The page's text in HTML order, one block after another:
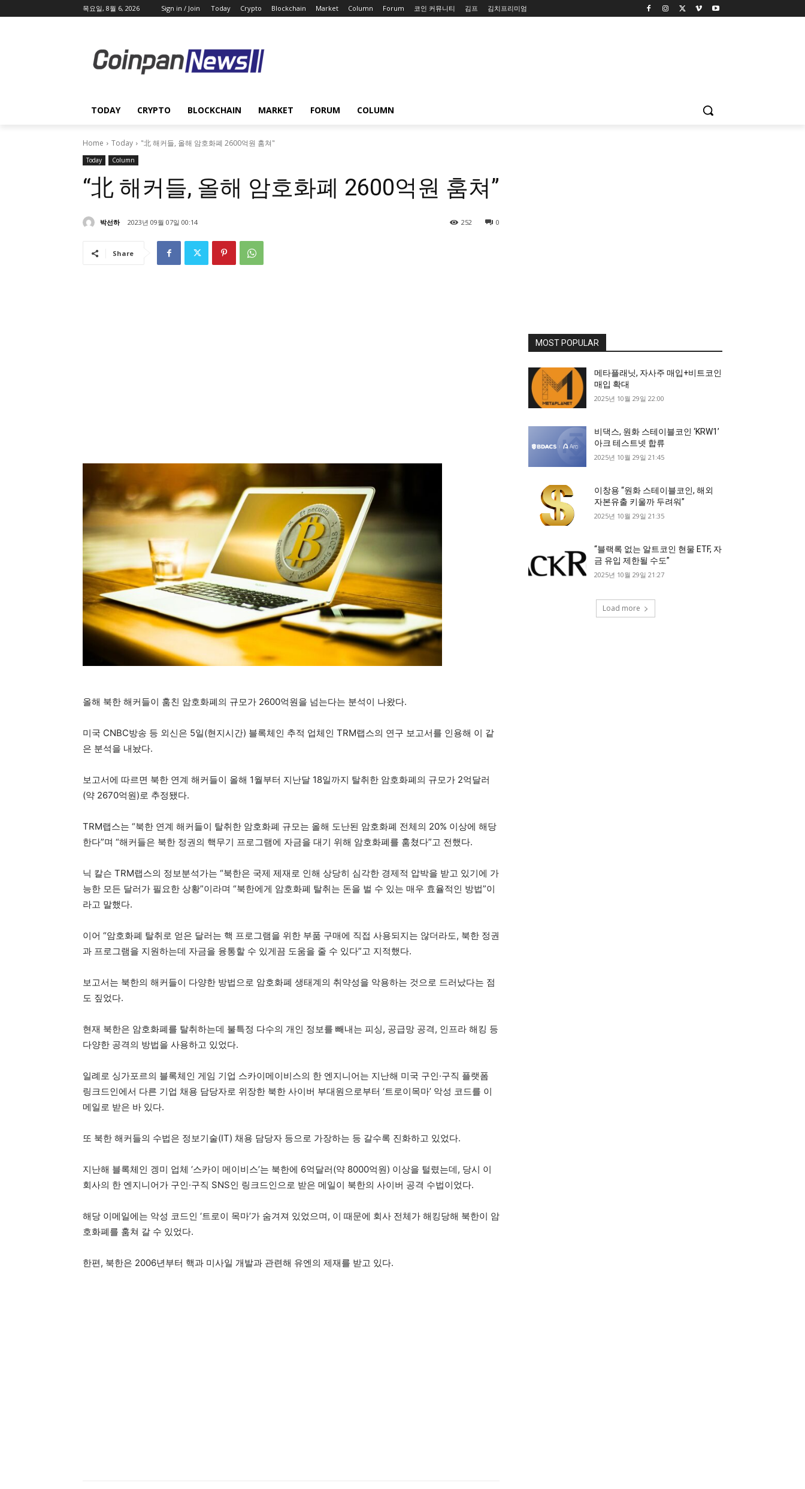
목요일, 8월 6, 2026 Sign in / Join Today Crypto Blockchain Market Column Forum 코인 커뮤니티 김프 김치프리미엄
TODAY CRYPTO BLOCKCHAIN MARKET FORUM COLUMN
Home Today "北 해커들, 올해 암호화폐 2600억원 훔쳐"
Today Column
“北 해커들, 올해 암호화폐 2600억원 훔쳐”
박선하 2023년 09월 07일 00:14 0
252
Share
올해 북한 해커들이 훔친 암호화폐의 규모가 2600억원을 넘는다는 분석이 나왔다.
미국 CNBC방송 등 외신은 5일(현지시간) 블록체인 추적 업체인 TRM랩스의 연구 보고서를 인용해 이 같
은 분석을 내놨다.
보고서에 따르면 북한 연계 해커들이 올해 1월부터 지난달 18일까지 탈취한 암호화폐의 규모가 2억달러
(약 2670억원)로 추정됐다.
TRM랩스는 “북한 연계 해커들이 탈취한 암호화폐 규모는 올해 도난된 암호화폐 전체의 20% 이상에 해당
한다”며 “해커들은 북한 정권의 핵무기 프로그램에 자금을 대기 위해 암호화폐를 훔쳤다”고 전했다.
닉 칼슨 TRM랩스의 정보분석가는 “북한은 국제 제재로 인해 상당히 심각한 경제적 압박을 받고 있기에 가
능한 모든 달러가 필요한 상황”이라며 “북한에게 암호화폐 탈취는 돈을 벌 수 있는 매우 효율적인 방법”이
라고 말했다.
이어 “암호화폐 탈취로 얻은 달러는 핵 프로그램을 위한 부품 구매에 직접 사용되지는 않더라도, 북한 정권
과 프로그램을 지원하는데 자금을 융통할 수 있게끔 도움을 줄 수 있다”고 지적했다.
보고서는 북한의 해커들이 다양한 방법으로 암호화폐 생태계의 취약성을 악용하는 것으로 드러났다는 점
도 짚었다.
현재 북한은 암호화폐를 탈취하는데 불특정 다수의 개인 정보를 빼내는 피싱, 공급망 공격, 인프라 해킹 등
다양한 공격의 방법을 사용하고 있었다.
일례로 싱가포르의 블록체인 게임 기업 스카이메이비스의 한 엔지니어는 지난해 미국 구인·구직 플랫폼
링크드인에서 다른 기업 채용 담당자로 위장한 북한 사이버 부대원으로부터 ‘트로이목마’ 악성 코드를 이
메일로 받은 바 있다.
또 북한 해커들의 수법은 정보기술(IT) 채용 담당자 등으로 가장하는 등 갈수록 진화하고 있었다.
지난해 블록체인 겡미 업체 ‘스카이 메이비스’는 북한에 6억달러(약 8000억원) 이상을 털렸는데, 당시 이
회사의 한 엔지니어가 구인·구직 SNS인 링크드인으로 받은 메일이 북한의 사이버 공격 수법이었다.
해당 이메일에는 악성 코드인 ‘트로이 목마’가 숨겨져 있었으며, 이 때문에 회사 전체가 해킹당해 북한이 암
호화폐를 훔쳐 갈 수 있었다.
한편, 북한은 2006년부터 핵과 미사일 개발과 관련해 유엔의 제재를 받고 있다.
MOST POPULAR
메타플래닛, 자사주 매입+비트코인
매입 확대
2025년 10월 29일 22:00
비댁스, 원화 스테이블코인 ‘KRW1’
아크 테스트넷 합류
2025년 10월 29일 21:45
이창용 “원화 스테이블코인, 해외
자본유출 키울까 두려워”
2025년 10월 29일 21:35
“블랙록 없는 알트코인 현물 ETF, 자
금 유입 제한될 수도”
2025년 10월 29일 21:27
Load more